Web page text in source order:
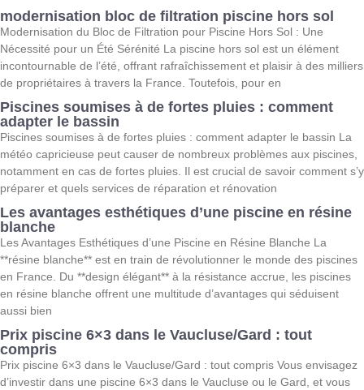
modernisation bloc de filtration piscine hors sol
Modernisation du Bloc de Filtration pour Piscine Hors Sol : Une
Nécessité pour un Été Sérénité La piscine hors sol est un élément
incontournable de l’été, offrant rafraîchissement et plaisir à des milliers
de propriétaires à travers la France. Toutefois, pour en
Piscines soumises à de fortes pluies : comment
adapter le bassin
Piscines soumises à de fortes pluies : comment adapter le bassin La
météo capricieuse peut causer de nombreux problèmes aux piscines,
notamment en cas de fortes pluies. Il est crucial de savoir comment s’y
préparer et quels services de réparation et rénovation
Les avantages esthétiques d’une piscine en résine
blanche
Les Avantages Esthétiques d’une Piscine en Résine Blanche La
**résine blanche** est en train de révolutionner le monde des piscines
en France. Du **design élégant** à la résistance accrue, les piscines
en résine blanche offrent une multitude d’avantages qui séduisent
aussi bien
Prix piscine 6×3 dans le Vaucluse/Gard : tout
compris
Prix piscine 6×3 dans le Vaucluse/Gard : tout compris Vous envisagez
d’investir dans une piscine 6×3 dans le Vaucluse ou le Gard, et vous